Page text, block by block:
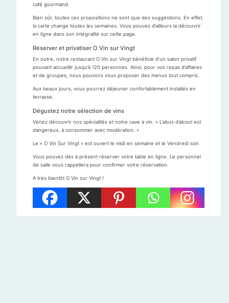
café gourmand.
Bien sûr, toutes ces propositions ne sont que des suggestions. En effet,
la carte change toutes les semaines. Vous pouvez d’ailleurs la découvrir
en ligne dans son intégralité sur cette page.
Réserver et privatiser O Vin sur Vingt
En outre, notre restaurant O Vin sur Vingt bénéficie d’un salon privatif
pouvant accueillir jusqu’à 120 personnes. Ainsi, pour vos repas d’affaires
et de groupes, nous pouvons vous proposer des menus tout compris.
Aux beaux jours, vous pourrez déjeuner confortablement installés en
terrasse.
Dégustez notre sélection de vins
Venez découvrir nos spécialités et notre cave à vin. « L’abus d’alcool est
dangereux, à consommer avec modération. »
Le « O Vin Sur Vingt » est ouvert le midi en semaine et le Vendredi soir.
Vous pouvez dès à présent réserver votre table en ligne. Le personnel
de salle vous rappellera pour confirmer votre réservation.
A très bientôt O Vin sur Vingt !